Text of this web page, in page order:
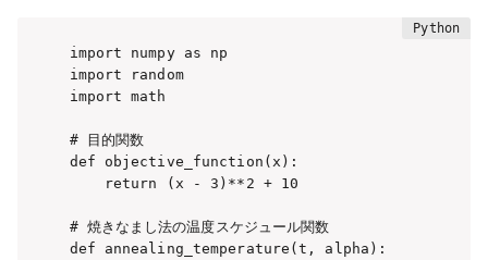
import numpy as np
import random
import math
# 目的関数
def objective_function(x):
    return (x - 3)**2 + 10
# 焼きなまし法の温度スケジュール関数
def annealing_temperature(t, alpha):